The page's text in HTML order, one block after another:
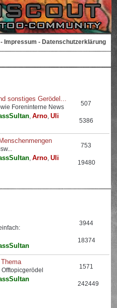
- Impressum - Datenschutzerklärung
sonstiges Gerödel...
Foreninterne News
,Arno,Uli
507
5386
,Arno,Uli
753
19480
3944
18374
1571
242449